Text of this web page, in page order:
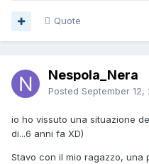
Quote
Nespola_Nera
Posted September 12,
io ho vissuto una situazione
di...6 anni fa XD)
Stavo con il mio ragazzo, una